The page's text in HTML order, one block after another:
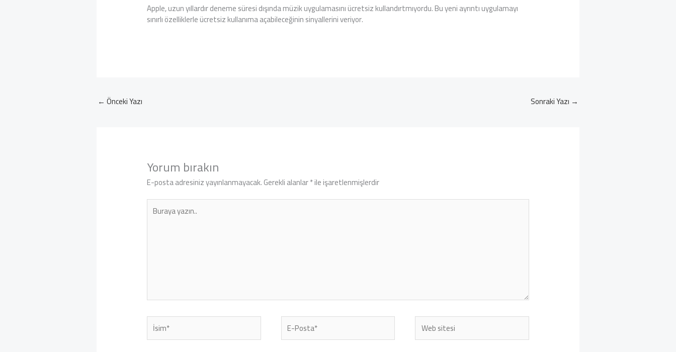
Apple, uzun yıllardır deneme süresi dışında müzik uygulamasını ücretsiz kullandırtmıyordu. Bu yeni ayrıntı uygulamayı
sınırlı özelliklerle ücretsiz kullanıma açabileceğinin sinyallerini veriyor.
← Önceki Yazı Sonraki Yazı →
Yorum bırakın
E-posta adresiniz yayınlanmayacak.Gerekli alanlar*ile işaretlenmişlerdir
Buraya
yazın..
İsim* E-
Posta*
Web
sitesi